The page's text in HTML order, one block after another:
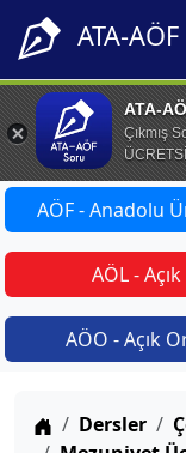
ATA-
ATA-
Çıkmış
AÖF - Anadolu
AÖL -
AÖO - Açık
Anasayfa
Dersler